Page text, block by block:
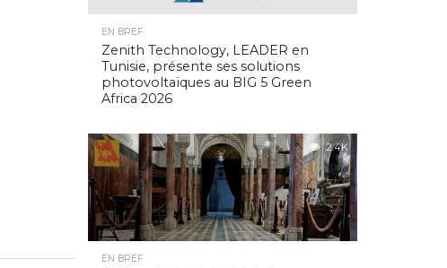
EN BREF
Zenith Technology, LEADER en
Tunisie, présente ses solutions
photovoltaïques au BIG 5 Green
Africa 2026
2.4K
EN BREF